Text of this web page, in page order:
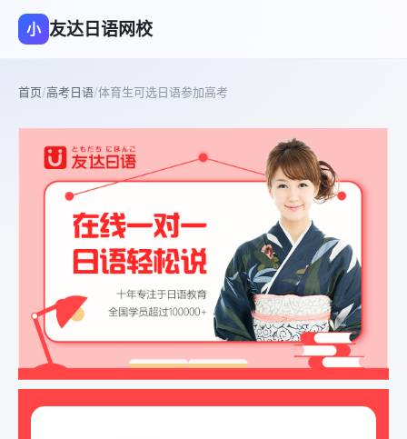
小 友达日语网校
首页/高考日语/体育生可选日语参加高考